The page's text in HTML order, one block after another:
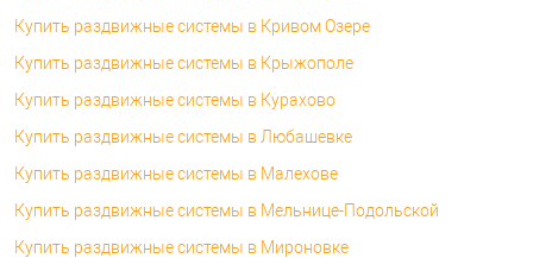
Купить раздвижные системы в Кривом Озере
Купить раздвижные системы в Крыжополе
Купить раздвижные системы в Курахово
Купить раздвижные системы в Любашевке
Купить раздвижные системы в Малехове
Купить раздвижные системы в Мельнице-Подольской
Купить раздвижные системы в Мироновке